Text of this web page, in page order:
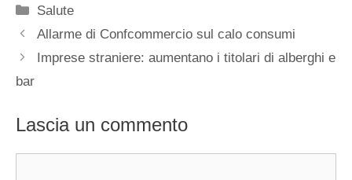
Categorie
Salute
Allarme di Confcommercio sul calo consumi
Imprese straniere: aumentano i titolari di alberghi e
bar
Lascia un commento